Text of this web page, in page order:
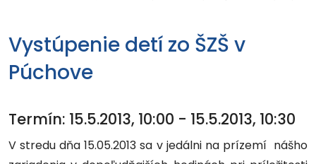
Vystúpenie detí zo ŠZŠ v
Púchove
Termín: 15.5.2013, 10:00 - 15.5.2013, 10:30
V stredu dňa 15.05.2013 sa v jedálni na prízemí nášho